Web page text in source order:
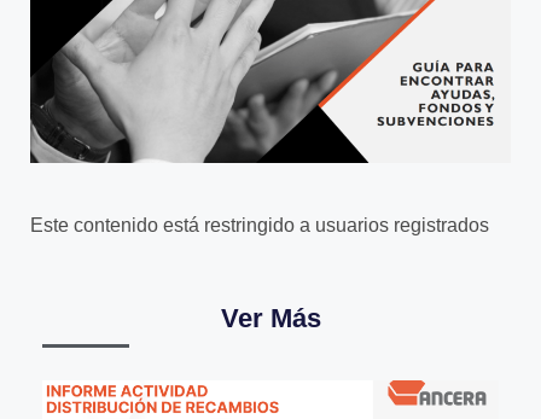
Este contenido está restringido a usuarios registrados
Ver Más